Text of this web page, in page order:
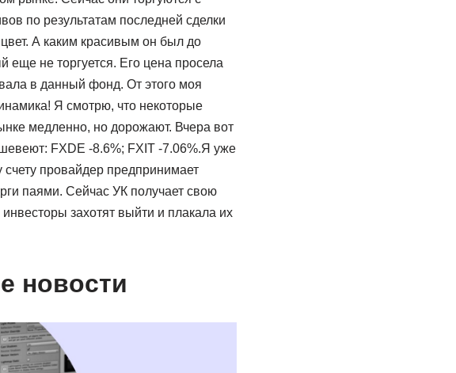
по результатам последней сделки
А каким красивым он был до
еще не торгуется. Его цена просела
в данный фонд. От этого моя
Я смотрю, что некоторые
медленно, но дорожают. Вчера вот
FXDE -8.6%; FXIT -7.06%.Я уже
провайдер предпринимает
паями. Сейчас УК получает свою
захотят выйти и плакала их
новости